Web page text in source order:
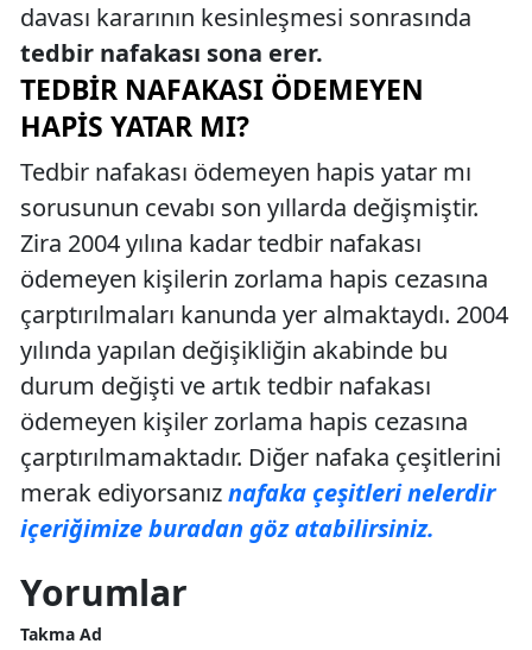
davası kararının kesinleşmesi sonrasında
tedbir nafakası sona erer.
TEDBIR NAFAKASI ÖDEMEYEN
HAPIS YATAR MI?
Tedbir nafakası ödemeyen hapis yatar mı
sorusunun cevabı son yıllarda değişmiştir.
Zira 2004 yılına kadar tedbir nafakası
ödemeyen kişilerin zorlama hapis cezasına
çarptırılmaları kanunda yer almaktaydı. 2004
yılında yapılan değişikliğin akabinde bu
durum değişti ve artık tedbir nafakası
ödemeyen kişiler zorlama hapis cezasına
çarptırılmamaktadır. Diğer nafaka çeşitlerini
merak ediyorsanıznafaka çeşitleri nelerdir
içeriğimize buradan göz atabilirsiniz.
Yorumlar
Takma Ad